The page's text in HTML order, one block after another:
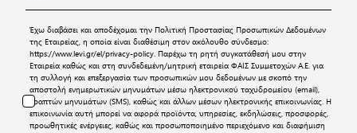
Έχω διαβάσει και αποδέχομαι την Πολιτική Προστασίας Προσωπικών Δεδομένων
της Εταιρείας, η οποία είναι διαθέσιμη στον ακόλουθο σύνδεσμο:
https://www.levi.gr/el/privacy-policy. Παρέχω τη ρητή συγκατάθεσή μου στην
Εταιρεία καθώς και στη συνδεδεμένη/μητρική εταιρεία ΦΑΙΣ Συμμετοχών Α.Ε. για
τη συλλογή και επεξεργασία των προσωπικών μου δεδομένων με σκοπό την
αποστολή ενημερωτικών μηνυμάτων μέσω ηλεκτρονικού ταχυδρομείου (email),
γραπτών μηνυμάτων (SMS), καθώς και άλλων μέσων ηλεκτρονικής επικοινωνίας. Η
επικοινωνία αυτή μπορεί να αφορά προϊόντα, υπηρεσίες, εκδηλώσεις, προσφορές,
προωθητικές ενέργειες, καθώς και προσωποποιημένο περιεχόμενο και διαφήμιση